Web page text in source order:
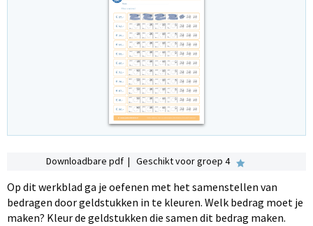
Downloadbare pdf | Geschikt voor groep 4
Op dit werkblad ga je oefenen met het samenstellen van
bedragen door geldstukken in te kleuren. Welk bedrag moet je
maken? Kleur de geldstukken die samen dit bedrag maken.